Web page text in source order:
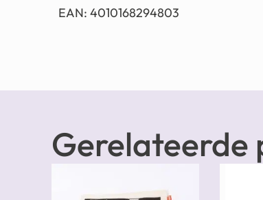
EAN: 4010168294803
Gerelateerde